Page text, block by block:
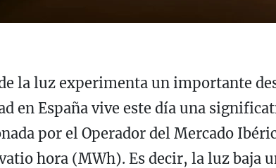
la luz experimenta un importante
en España vive este día una
por el Operador del Mercado
hora (MWh). Es decir, la luz baja